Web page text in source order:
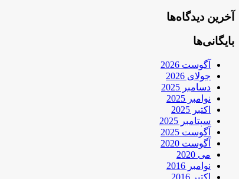
آخرین دیدگاه‌ها
بایگانی‌ها
آگوست 2026
جولای 2026
دسامبر 2025
نوامبر 2025
اکتبر 2025
سپتامبر 2025
آگوست 2025
آگوست 2020
می 2020
نوامبر 2016
اکتبر 2016